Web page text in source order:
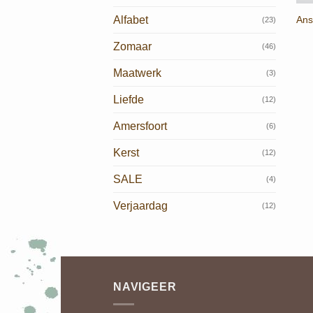
Alfabet (23)
Zomaar (46)
Maatwerk (3)
Liefde (12)
Amersfoort (6)
Kerst (12)
SALE (4)
Verjaardag (12)
NAVIGEER